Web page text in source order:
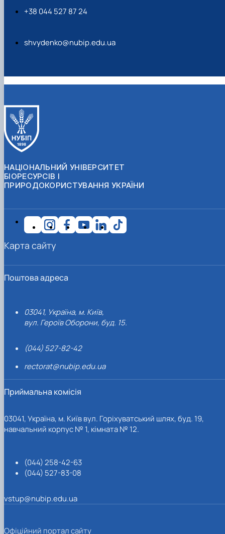
+38 044 527 87 24
shvydenko@nubip.edu.ua
НАЦІОНАЛЬНИЙ УНІВЕРСИТЕТ
БІОРЕСУРСІВ І
ПРИРОДОКОРИСТУВАННЯ УКРАЇНИ
Поштова адреса
03041, Україна, м. Київ,
вул. Героїв Оборони, буд. 15.
(044) 527-82-42
rectorat@nubip.edu.ua
Приймальна комісія
03041, Україна, м. Київ вул. Горіхуватський шлях, буд. 19,
навчальний корпус № 1, кімната № 12.
(044) 258-42-63
(044) 527-83-08
vstup@nubip.edu.ua
Карта сайту
Офіційний портал сайту